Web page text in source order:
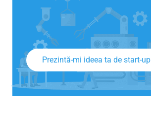
Prezintă-mi ideea ta de start-up